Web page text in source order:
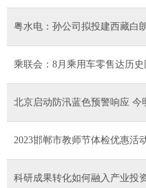
粤水电：孙公司拟投建西藏白
乘联会：8月乘用车零售达历
北京启动防汛蓝色预警响应
2023邯郸市教师节体检优惠活
科研成果转化如何融入产业投